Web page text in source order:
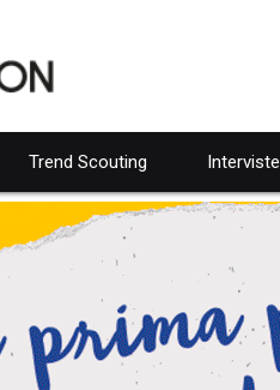
Trend Scouting Interviste